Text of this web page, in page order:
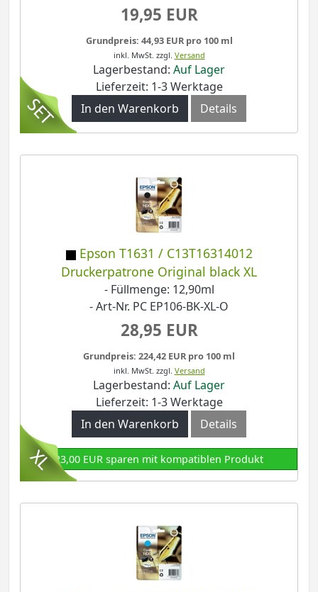
19,95 EUR
Grundpreis: 44,93 EUR pro 100 ml
inkl. MwSt. zzgl. Versand
Lagerbestand: Auf Lager
Lieferzeit: 1-3 Werktage
In den Warenkorb
Details
Epson T1631 / C13T16314012
Druckerpatrone Original black XL
- Füllmenge: 12,90ml
- Art-Nr. PC EP106-BK-XL-O
28,95 EUR
Grundpreis: 224,42 EUR pro 100 ml
inkl. MwSt. zzgl. Versand
Lagerbestand: Auf Lager
Lieferzeit: 1-3 Werktage
In den Warenkorb
Details
23,00 EUR sparen mit kompatiblen Produkt